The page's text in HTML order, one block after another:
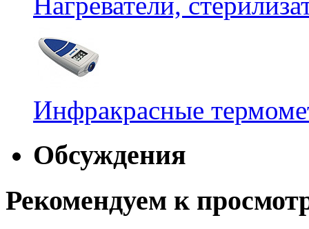
Инфракрасные
Обсуждения
Рекомендуем к